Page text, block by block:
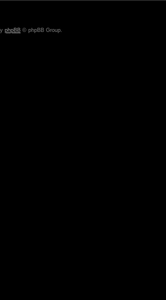
phpBB © phpBB Group.